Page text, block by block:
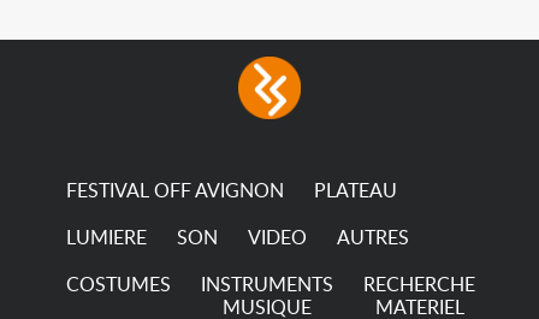
FESTIVAL OFF AVIGNON PLATEAU
LUMIERE SON VIDEO AUTRES
COSTUMES
INSTRUMENTS
MUSIQUE
RECHERCHE
MATERIEL